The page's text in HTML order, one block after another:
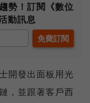
勢！訂閱《數位
動訊息
開發出面板用光
，並跟著客戶西